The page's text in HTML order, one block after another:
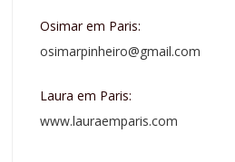
Osimar em Paris:
osimarpinheiro@gmail.com
Laura em Paris:
www.lauraemparis.com